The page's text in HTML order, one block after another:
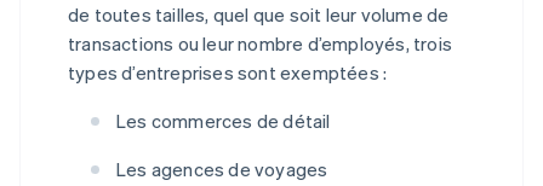
de toutes tailles, quel que soit leur volume de
transactions ou leur nombre d’employés, trois
types d’entreprises sont exemptées :
Les commerces de détail
Les agences de voyages